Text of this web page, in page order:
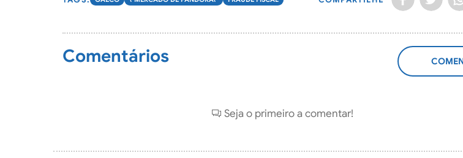
Comentários
Seja o primeiro a comentar!